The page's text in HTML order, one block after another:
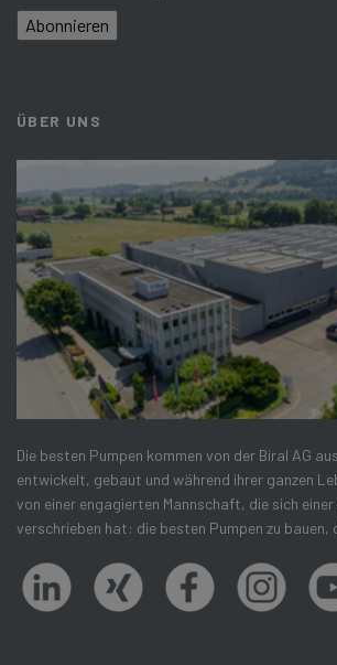
Abonnieren
ÜBER UNS
Die besten Pumpen kommen von der Biral AG
entwickelt, gebaut und während ihrer ganzen
von einer engagierten Mannschaft, die sich
verschrieben hat: die besten Pumpen zu bauen,